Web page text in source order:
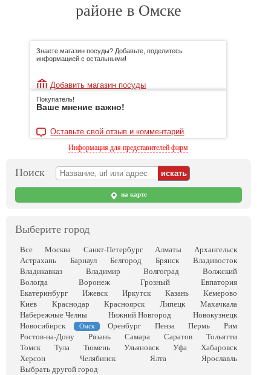
районе в Омске
Знаете магазин посуды? Добавьте, поделитесь
информацией с остальными!
Добавить магазин посуды
Покупатель!
Ваше мнение важно!
Оставьте свой отзыв и комментарий
Информация для представителей фирм
Поиск
на карте
Выберите город
Все Москва Санкт-Петербург Алматы
Архангельск
Астрахань
Барнаул Белгород Брянск
Владивосток
Владикавказ
Владимир Волгоград
Волжский
Вологда
Воронеж Грозный
Евпатория
Екатеринбург
Ижевск Иркутск Казань
Кемерово
Киев
Краснодар Красноярск Липецк
Махачкала
Набережные Челны
Нижний Новгород
Новокузнецк
Новосибирск
Омск Оренбург Пенза Пермь
Рим
Ростов-на-Дону
Рязань Самара Саратов
Тольятти
Томск
Тула Тюмень Ульяновск Уфа
Хабаровск
Херсон
Челябинск Ялта
Ярославль
Выбрать другой город